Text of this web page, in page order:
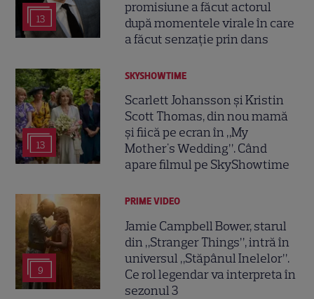
13
promisiune a făcut actorul
după momentele virale în care
a făcut senzație prin dans
13
SKYSHOWTIME
Scarlett Johansson și Kristin
Scott Thomas, din nou mamă
și fiică pe ecran în „My
Mother's Wedding”. Când
apare filmul pe SkyShowtime
9
PRIME VIDEO
Jamie Campbell Bower, starul
din „Stranger Things”, intră în
universul „Stăpânul Inelelor”.
Ce rol legendar va interpreta în
sezonul 3